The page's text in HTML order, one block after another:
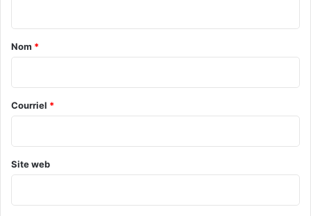
a
r
e
Nom *
Courriel *
Site web